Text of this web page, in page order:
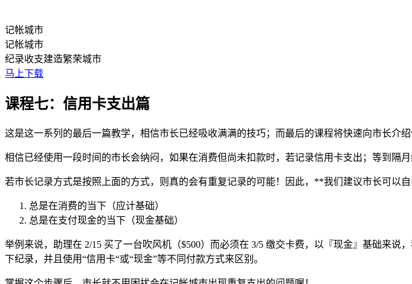
记帐城市
记帐城市
纪录收支建造繁荣城市
马上下载
课程七：信用卡支出篇
这是这一系列的最后一篇教学，相信市长已经吸收满满的技巧；而最后的课程将快速向市长介绍
相信已经使用一段时间的市长会纳闷，如果在消费但尚未扣款时，若记录信用卡支出；等到隔
若市长记录方式是按照上面的方式，则真的会有重复记录的可能！因此，**我们建议市长可以
总是在消费的当下（应计基础）
总是在支付现金的当下（现金基础）
举例来说，助理在 2/15 买了一台吹风机（$500）而必须在 3/5 缴交卡费，以『现金』基础来
下纪录，并且使用“信用卡“或“现金”等不同付款方式来区别。